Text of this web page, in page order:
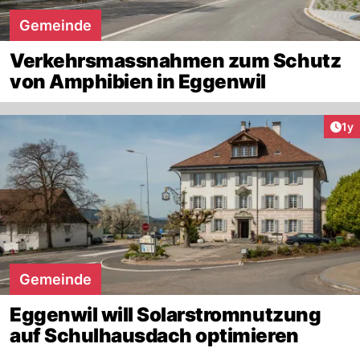
Gemeinde
Verkehrsmassnahmen zum Schutz
von Amphibien in Eggenwil
1y
Gemeinde
Eggenwil will Solarstromnutzung
auf Schulhausdach optimieren